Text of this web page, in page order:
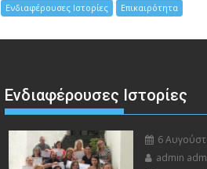
Ενδιαφέρουσες Ιστορίες Επικαιρότητα
Ενδιαφέρουσες Ιστορίες
6
admin